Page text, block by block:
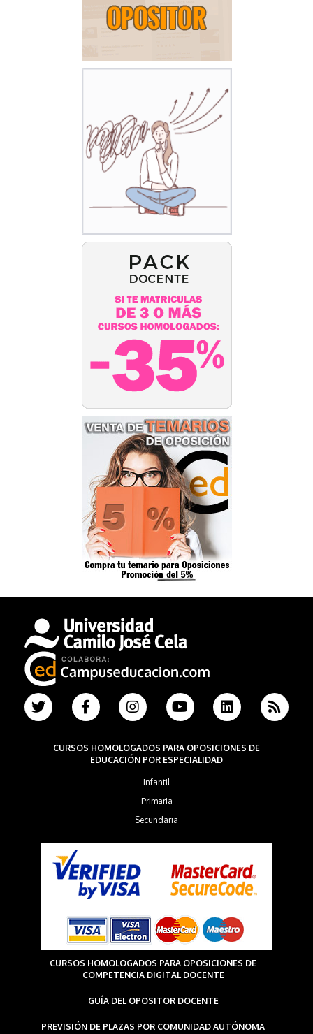
CURSOS HOMOLOGADOS PARA OPOSICIONES DE
EDUCACIÓN POR ESPECIALIDAD
Infantil
Primaria
Secundaria
CURSOS HOMOLOGADOS PARA OPOSICIONES DE
COMPETENCIA DIGITAL DOCENTE
GUÍA DEL OPOSITOR DOCENTE
PREVISIÓN DE PLAZAS POR COMUNIDAD AUTÓNOMA